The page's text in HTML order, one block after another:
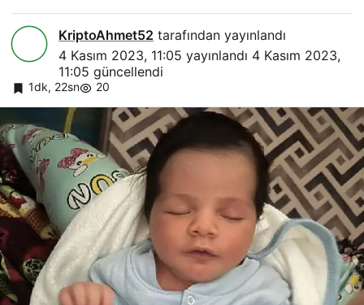
KriptoAhmet52 tarafından yayınlandı
4 Kasım 2023, 11:05 yayınlandı 4 Kasım 2023,
11:05 güncellendi
1dk, 22sn 20